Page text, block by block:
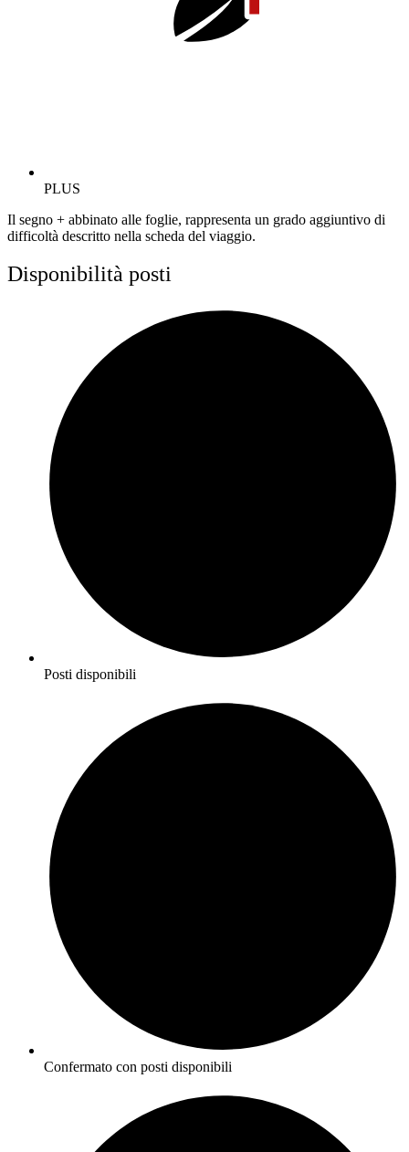
PLUS
Il segno + abbinato alle foglie, rappresenta un grado aggiuntivo di
difficoltà descritto nella scheda del viaggio.
Disponibilità posti
Posti disponibili
Confermato con posti disponibili